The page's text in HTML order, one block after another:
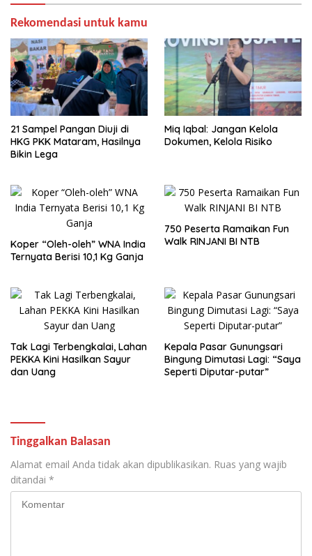
Rekomendasi untuk kamu
21 Sampel Pangan Diuji di
HKG PKK Mataram, Hasilnya
Bikin Lega
Miq Iqbal: Jangan Kelola
Dokumen, Kelola Risiko
Koper “Oleh-oleh” WNA India
Ternyata Berisi 10,1 Kg Ganja
750 Peserta Ramaikan Fun
Walk RINJANI BI NTB
Tak Lagi Terbengkalai, Lahan
PEKKA Kini Hasilkan Sayur
dan Uang
Kepala Pasar Gunungsari
Bingung Dimutasi Lagi: “Saya
Seperti Diputar-putar”
Tinggalkan Balasan
Alamat email Anda tidak akan dipublikasikan. Ruas yang wajib
ditandai *